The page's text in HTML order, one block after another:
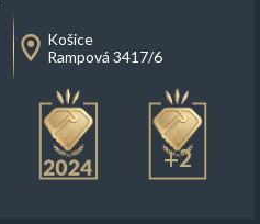
Košice
Rampová 3417/6
+2